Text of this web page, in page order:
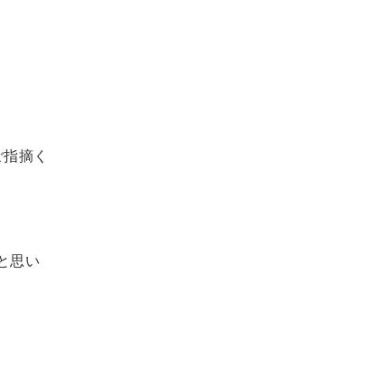
摘く
思い